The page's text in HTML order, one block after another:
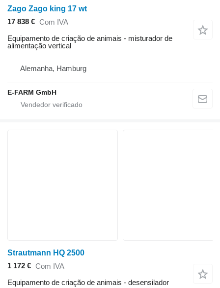
Zago Zago king 17 wt
17 838 € Com IVA
Equipamento de criação de animais - misturador de
alimentação vertical
Alemanha, Hamburg
E-FARM GmbH
Strautmann HQ 2500
1 172 € Com IVA
Equipamento de criação de animais - desensilador